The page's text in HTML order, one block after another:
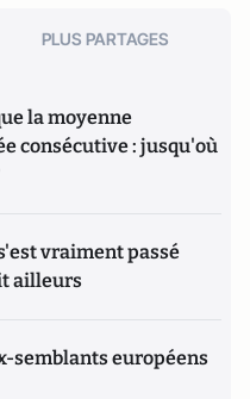
PLUS PARTAGES
la moyenne
consécutive : jusqu'où
vraiment passé
ailleurs
semblants européens